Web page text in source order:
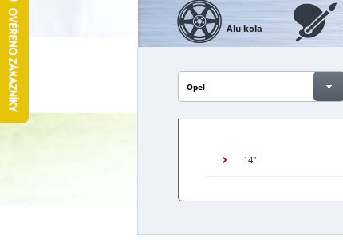
Alu kola
Opel
14"